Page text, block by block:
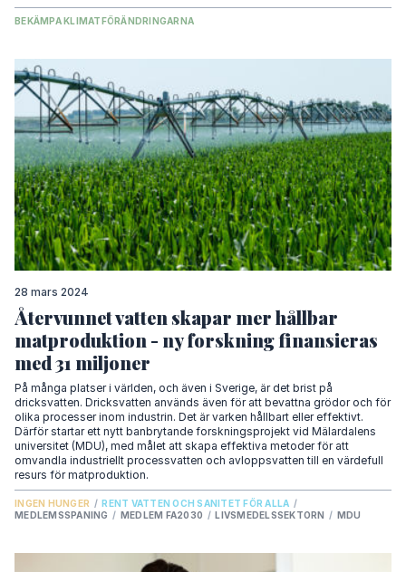
BEKÄMPA KLIMATFÖRÄNDRINGARNA
28 mars 2024
Återvunnet vatten skapar mer hållbar
matproduktion - ny forskning finansieras
med 31 miljoner
På många platser i världen, och även i Sverige, är det brist på
dricksvatten. Dricksvatten används även för att bevattna grödor och för
olika processer inom industrin. Det är varken hållbart eller effektivt.
Därför startar ett nytt banbrytande forskningsprojekt vid Mälardalens
universitet (MDU), med målet att skapa effektiva metoder för att
omvandla industriellt processvatten och avloppsvatten till en värdefull
resurs för matproduktion.
INGEN HUNGER / RENT VATTEN OCH SANITET FÖR ALLA /
MEDLEMSSPANING / MEDLEM FA2030 / LIVSMEDELSSEKTORN / MDU